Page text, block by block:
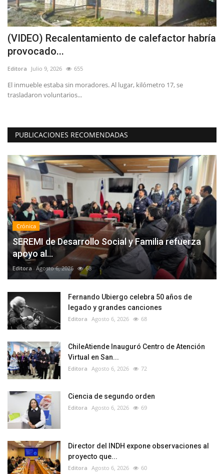
(VIDEO) Recalentamiento de calefactor habría
provocado...
Editora Julio 9, 2026 655
El inmueble estaba sin moradores. Al lugar, kilómetro 17, se
trasladaron voluntarios...
PUBLICACIONES RECOMENDADAS
Crónica
SEREMI de Desarrollo Social y Familia refuerza
apoyo al...
Editora Agosto 6, 2026 68
Fernando Ubiergo celebra 50 años de
legado y grandes canciones
Editora Agosto 6, 2026 68
ChileAtiende Inauguró Centro de Atención
Virtual en San...
Editora Agosto 6, 2026 72
Ciencia de segundo orden
Editora Agosto 6, 2026 69
Director del INDH expone observaciones al
proyecto que...
Editora Agosto 6, 2026 60